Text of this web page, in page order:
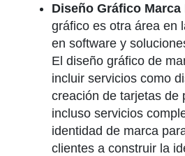
Diseño Gráfico Marca
gráfico es otra área en
en software y
El diseño gráfico de
incluir servicios como
creación de tarjetas de
incluso servicios
identidad de marca
clientes a construir la